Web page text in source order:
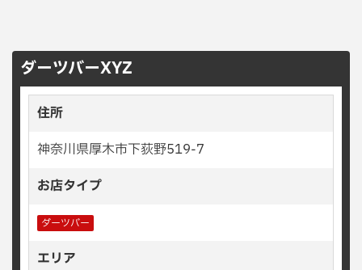
ダーツバーXYZ
住所
神奈川県厚木市下荻野519-7
お店タイプ
ダーツバー
エリア